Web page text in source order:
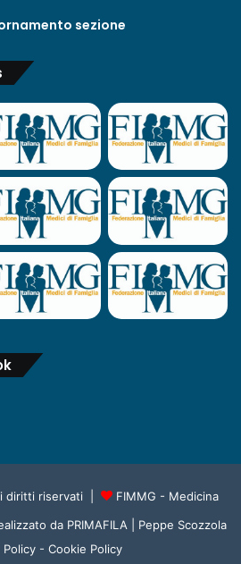
sezione
diritti riservati |
FIMMG - Medicina
da PRIMAFILA | Peppe Scozzola
Policy- Cookie Policy